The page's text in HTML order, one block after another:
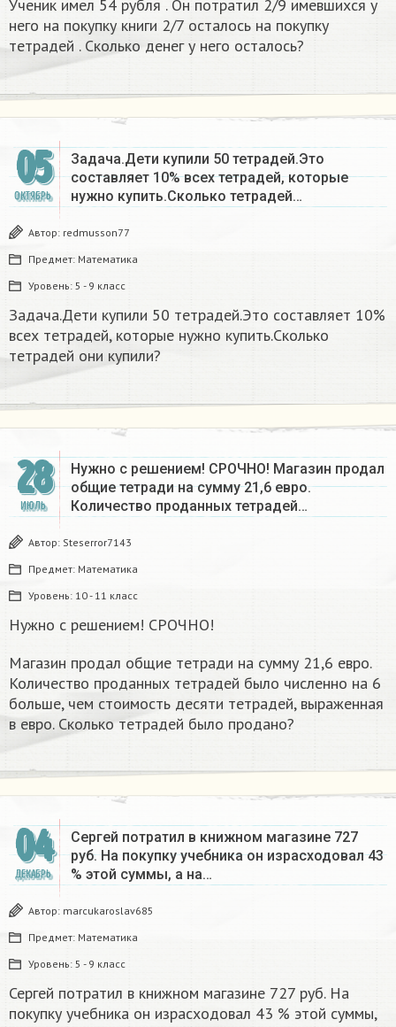
Ученик имел 54 рубля . Он потратил 2/9 имевшихся у
него на покупку книги 2/7 осталось на покупку
тетрадей . Сколько денег у него осталось?
05
ОКТЯБРЬ
Задача.Дети купили 50 тетрадей.Это
составляет 10% всех тетрадей, которые
нужно купить.Сколько тетрадей…
Автор: redmusson77
Предмет: Математика
Уровень: 5 - 9 класс
Задача.Дети купили 50 тетрадей.Это составляет 10%
всех тетрадей, которые нужно купить.Сколько
тетрадей они купили?​
28
ИЮЛЬ
Нужно с решением! СРОЧНО! Магазин продал
общие тетради на сумму 21,6 евро.
Количество проданных тетрадей…
Автор: Steserror7143
Предмет: Математика
Уровень: 10 - 11 класс
Нужно с решением! СРОЧНО!
Магазин продал общие тетради на сумму 21,6 евро.
Количество проданных тетрадей было численно на 6
больше, чем стоимость десяти тетрадей, выраженная
в евро. Сколько тетрадей было продано?
04
ДЕКАБРЬ
Сергей потратил в книжном магазине 727
руб. На покупку учебника он израсходовал 43
% этой суммы, а на…
Автор: marcukaroslav685
Предмет: Математика
Уровень: 5 - 9 класс
Сергей потратил в книжном магазине 727 руб. На
покупку учебника он израсходовал 43 % этой суммы,